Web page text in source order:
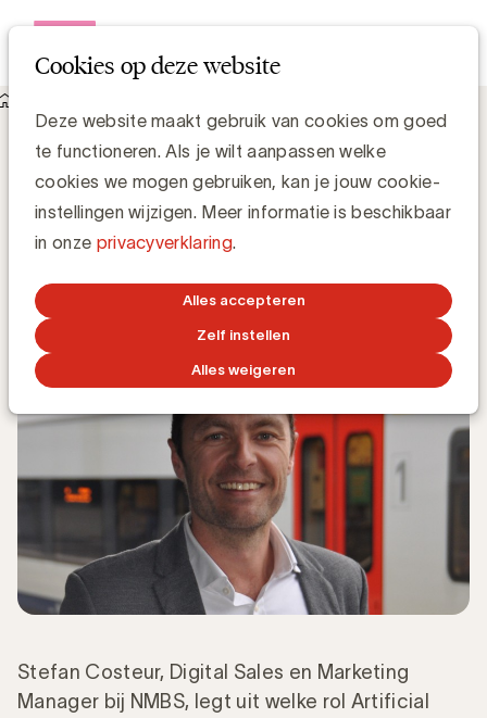
Cookies op deze website
Deze website maakt gebruik van cookies om goed
te functioneren. Als je wilt aanpassen welke
cookies we mogen gebruiken, kan je jouw cookie-
instellingen wijzigen. Meer informatie is beschikbaar
in onze privacyverklaring.
Alles accepteren
Zelf instellen
Alles weigeren
"Na Mobile First is het nu AI First"
Grégory Marchandise, UBA
Domain lead Data & Technology and Content
26 FEBRUARI 2019
Stefan Costeur, Digital Sales en Marketing
Manager bij NMBS, legt uit welke rol Artificial